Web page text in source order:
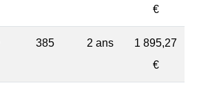
€
385 2 ans
1 895,27
€